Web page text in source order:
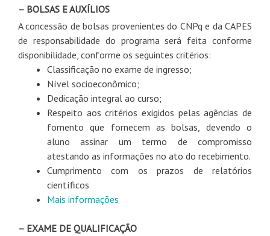
– BOLSAS E AUXÍLIOS
A concessão de bolsas provenientes do CNPq e da CAPES
de responsabilidade do programa será feita conforme
disponibilidade, conforme os seguintes critérios:
Classificação no exame de ingresso;
Nível socioeconômico;
Dedicação integral ao curso;
Respeito aos critérios exigidos pelas agências de
fomento que fornecem as bolsas, devendo o
aluno assinar um termo de compromisso
atestando as informações no ato do recebimento.
Cumprimento com os prazos de relatórios
científicos
Mais informações
– EXAME DE QUALIFICAÇÃO